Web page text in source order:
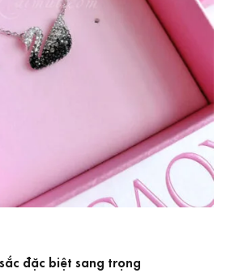
đặc biệt sang trọng